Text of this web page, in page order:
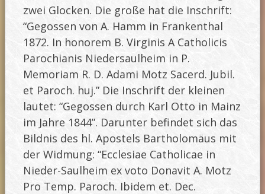
zwei Glocken. Die große hat die Inschrift:
“Gegossen von A. Hamm in Frankenthal
1872. In honorem B. Virginis A Catholicis
Parochianis Niedersaulheim in P.
Memoriam R. D. Adami Motz Sacerd. Jubil.
et Paroch. huj.” Die Inschrift der kleinen
lautet: “Gegossen durch Karl Otto in Mainz
im Jahre 1844”. Darunter befindet sich das
Bildnis des hl. Apostels Bartholomäus mit
der Widmung: “Ecclesiae Catholicae in
Nieder-Saulheim ex voto Donavit A. Motz
Pro Temp. Paroch. Ibidem et. Dec.